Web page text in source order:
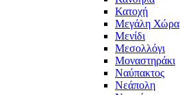
Κατοχή
Μεγάλη Χώρα
Μενίδι
Μεσολλόγι
Μοναστηράκι
Ναύπακτος
Νεάπολη